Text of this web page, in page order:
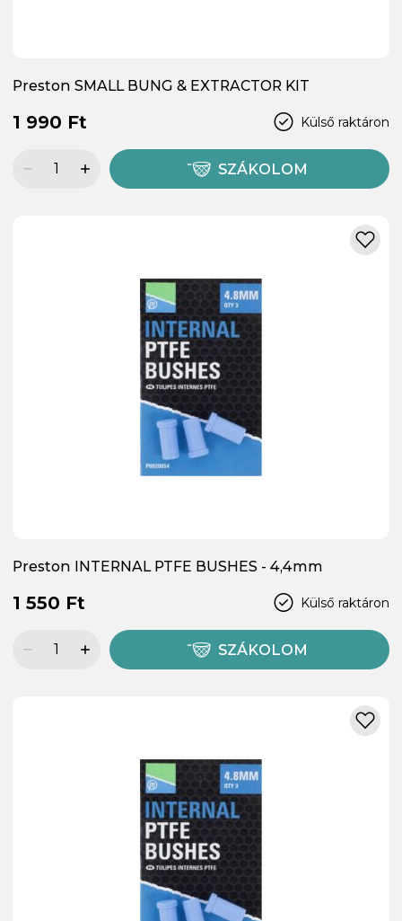
Preston SMALL BUNG & EXTRACTOR KIT
Külső raktáron
1 990 Ft
SZÁKOLOM
Preston INTERNAL PTFE BUSHES - 4,4mm
Külső raktáron
1 550 Ft
SZÁKOLOM